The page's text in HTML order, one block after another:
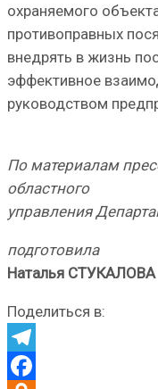
охраняемого
противоправных
внедрять в жизнь
эффективное
руководством
По материалам
областного
управления
подготовила
Наталья СТУКАЛОВА
Поделиться в:
Telegram